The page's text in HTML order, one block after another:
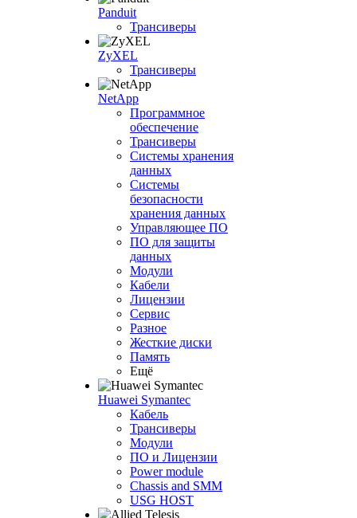
Panduit
Трансиверы
ZyXEL
Трансиверы
NetApp
Программное
обеспечение
Трансиверы
Системы хранения
данных
Системы
безопасности
хранения данных
Управляющее ПО
ПО для защиты
данных
Модули
Кабели
Лицензии
Сервис
Разное
Жесткие диски
Память
Ещё
Huawei Symantec
Кабель
Трансиверы
Модули
ПО и Лицензии
Power module
Chassis and SMM
USG HOST